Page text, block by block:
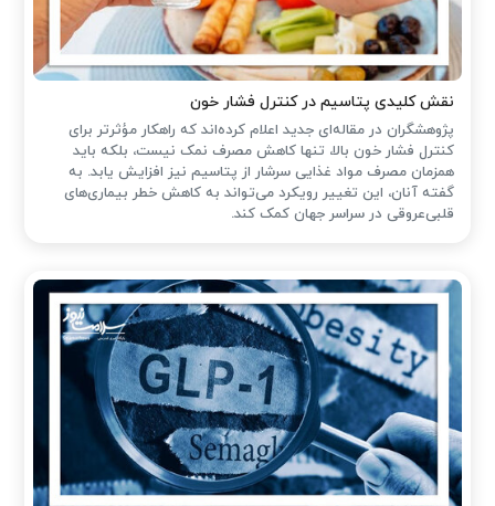
نقش کلیدی پتاسیم در کنترل فشار خون
پژوهشگران در مقاله‌ای جدید اعلام کرده‌اند که راهکار مؤثرتر برای
کنترل فشار خون بالا، تنها کاهش مصرف نمک نیست، بلکه باید
همزمان مصرف مواد غذایی سرشار از پتاسیم نیز افزایش یابد. به
گفته آنان، این تغییر رویکرد می‌تواند به کاهش خطر بیماری‌های
قلبی‌عروقی در سراسر جهان کمک کند.